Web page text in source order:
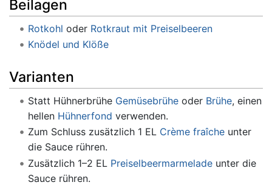
Beilagen
Rotkohl oder Rotkraut mit Preiselbeeren
Knödel und Klöße
Varianten
Statt Hühnerbrühe Gemüsebrüheoder Brühe, einen
hellen Hühnerfond verwenden.
Zum Schluss zusätzlich 1 EL Crème fraîcheunter
die Sauce rühren.
Zusätzlich 1–2 EL Preiselbeermarmeladeunter die
Sauce rühren.